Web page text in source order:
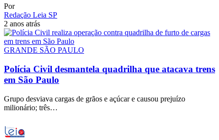
Por
Redação Leia SP
2 anos atrás
GRANDE SÃO PAULO
Polícia Civil desmantela quadrilha que atacava trens
em São Paulo
Grupo desviava cargas de grãos e açúcar e causou prejuízo
milionário; três…